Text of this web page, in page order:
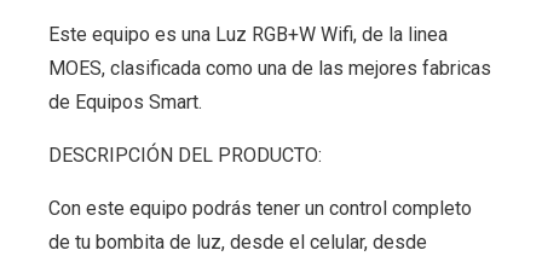
Este equipo es una Luz RGB+W Wifi, de la linea
MOES, clasificada como una de las mejores fabricas
de Equipos Smart.
DESCRIPCIÓN DEL PRODUCTO:
Con este equipo podrás tener un control completo
de tu bombita de luz, desde el celular, desde